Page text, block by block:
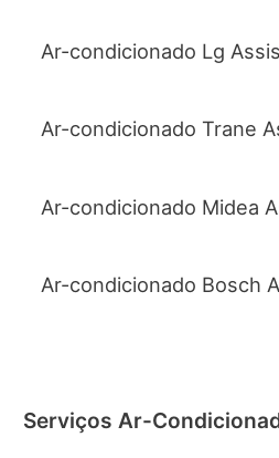
Ar-condicionado Lg
Ar-condicionado Trane
Ar-condicionado Midea
Ar-condicionado Bosch
Serviços Ar-